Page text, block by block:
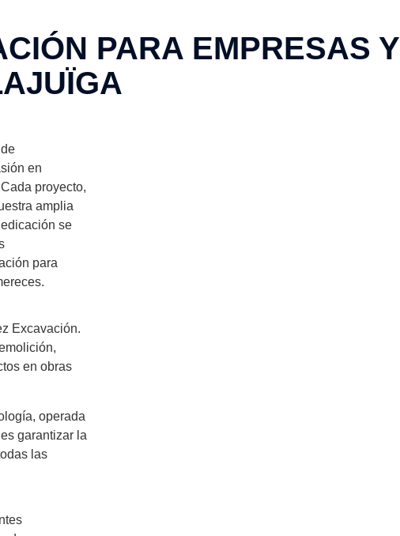
PARA EMPRESAS Y
en
proyecto,
amplia
se
para
Excavación.
en obras
operada
garantizar la
las